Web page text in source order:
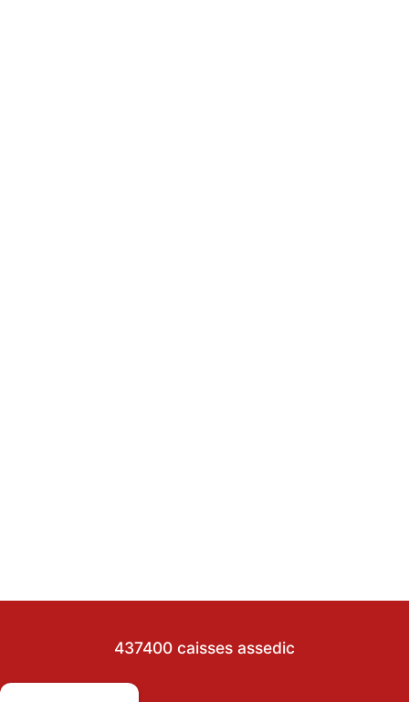
437400 caisses assedic